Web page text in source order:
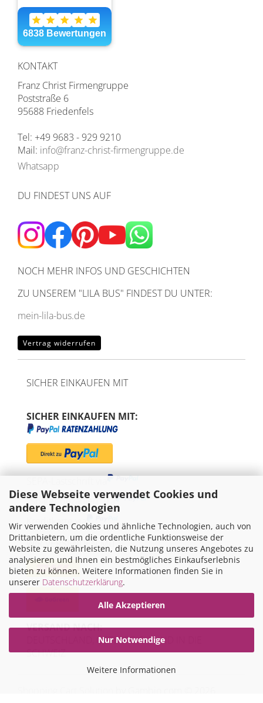
Diese Webseite verwendet Cookies und
andere Technologien
Wir verwenden Cookies und ähnliche Technologien, auch von
Drittanbietern, um die ordentliche Funktionsweise der
Website zu gewährleisten, die Nutzung unseres Angebotes zu
analysieren und Ihnen ein bestmögliches Einkaufserlebnis
bieten zu können. Weitere Informationen finden Sie in
unserer Datenschutzerklärung.
Alle Akzeptieren
Nur Notwendige
Weitere Informationen
KONTAKT
Franz Christ Firmengruppe
Poststraße 6
95688 Friedenfels
Tel: +49 9683 - 929 9210
Mail: info@franz-christ-firmengruppe.de
Whatsapp
DU FINDEST UNS AUF
NOCH MEHR INFOS UND GESCHICHTEN
ZU UNSEREM "LILA BUS" FINDEST DU UNTER:
mein-lila-bus.de
Vertrag widerrufen
SICHER EINKAUFEN MIT
SICHER EINKAUFEN MIT:
"Später bezahlen" via
Kreditkarte via
WIR VERSENDEN MIT
VERSAND NACH:
DEUTSCHLAND, ÖSTERREICH UND IN DIE
SCHWEIZ